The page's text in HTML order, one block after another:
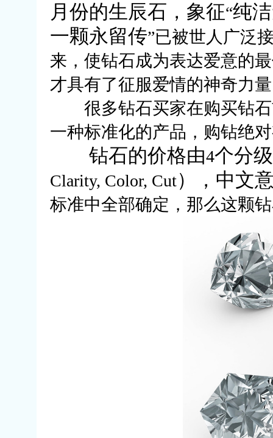
月份的生辰石，象征“纯
一颗永留传”已被世人广泛
来，使钻石成为表达爱意的
才具有了征服爱情的神奇力
很多钻石买家在购买钻石
一种标准化的产品，购钻绝
钻石的价格由4个分
Clarity, Color, Cut），中文
标准中全部确定，那么这颗